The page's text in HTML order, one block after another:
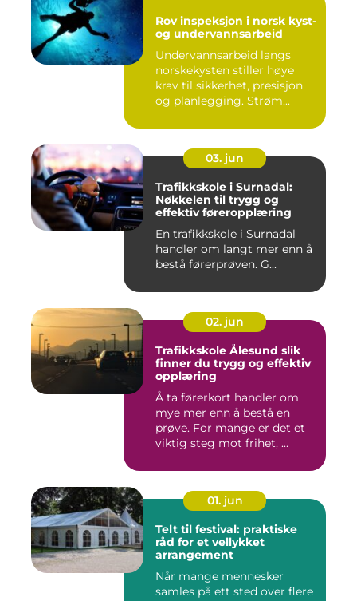
Rov inspeksjon i norsk kyst-
og undervannsarbeid
Undervannsarbeid langs
norskekysten stiller høye
krav til sikkerhet, presisjon
og planlegging. Strøm...
03. jun
Trafikkskole i Surnadal:
Nøkkelen til trygg og
effektiv føreropplæring
En trafikkskole i Surnadal
handler om langt mer enn å
bestå førerprøven. G...
02. jun
Trafikkskole Ålesund slik
finner du trygg og effektiv
opplæring
Å ta førerkort handler om
mye mer enn å bestå en
prøve. For mange er det et
viktig steg mot frihet, ...
01. jun
Telt til festival: praktiske
råd for et vellykket
arrangement
Når mange mennesker
samles på ett sted over flere